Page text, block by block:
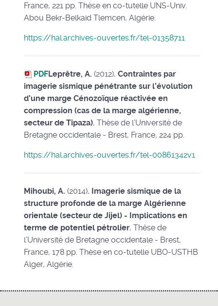
France, 221 pp. Thèse en co-tutelle UNS-Univ.
Abou Bekr-Belkaid Tlemcen, Algérie.
https://hal.archives-ouvertes.fr/tel-01358711
PDFLeprêtre, A. (2012), Contraintes par
imagerie sismique pénétrante sur l’évolution
d’une marge Cénozoïque réactivée en
compression (cas de la marge algérienne,
secteur de Tipaza), Thèse de l’Université de
Bretagne occidentale - Brest, France, 224 pp.
https://hal.archives-ouvertes.fr/tel-00861342v1
Mihoubi, A. (2014), Imagerie sismique de la
structure profonde de la marge Algérienne
orientale (secteur de Jijel) - Implications en
terme de potentiel pétrolier, Thèse de
l’Université de Bretagne occidentale - Brest,
France, 178 pp. Thèse en co-tutelle UBO-USTHB
Alger, Algérie.